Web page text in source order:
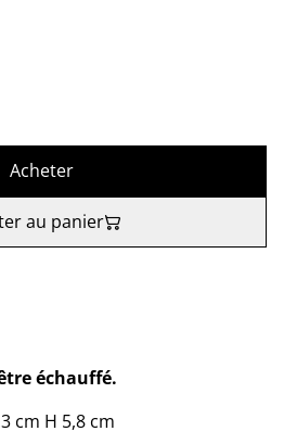
Acheter
au panier
échauffé.
cm H 5,8 cm